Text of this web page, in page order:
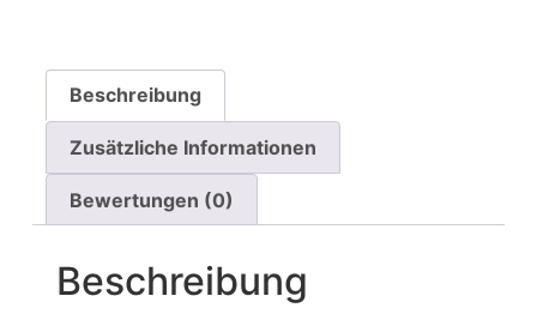
Beschreibung
Zusätzliche Informationen
Bewertungen (0)
Beschreibung